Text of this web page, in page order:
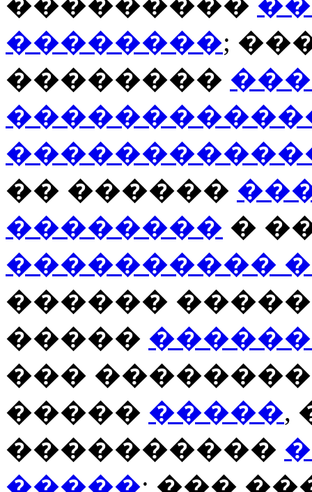
��������;
��������
�� ������
�������� �
����������
������
�����
���
����� �����,
����������
�����; ���